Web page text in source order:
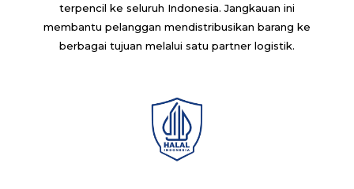
terpencil ke seluruh Indonesia. Jangkauan ini
membantu pelanggan mendistribusikan barang ke
berbagai tujuan melalui satu partner logistik.